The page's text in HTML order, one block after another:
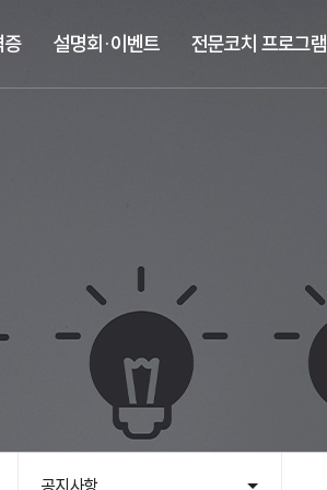
증 설명회·이벤트 전문코치 프로그램
공지사항